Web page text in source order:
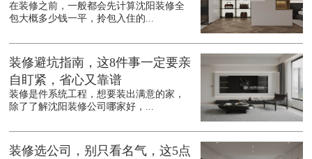
在装修之前，一般都会先计算沈阳装修全
包大概多少钱一平，拎包入住的...
装修避坑指南，这8件事一定要亲
自盯紧，省心又靠谱
装修是件系统工程，想要装出满意的家，
除了了解沈阳装修公司哪家好，...
装修选公司，别只看名气，这5点